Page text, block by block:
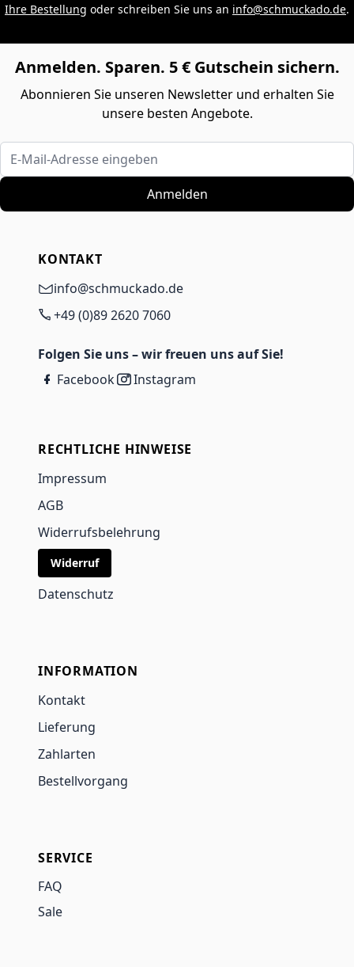
Ihre Bestellung oder schreiben Sie uns an info@schmuckado.de.
Anmelden. Sparen. 5 € Gutschein sichern.
Abonnieren Sie unseren Newsletter und erhalten Sie
unsere besten Angebote.
E-Mail-Adresse eingeben
Anmelden
KONTAKT
info@schmuckado.de
+49 (0)89 2620 7060
Folgen Sie uns – wir freuen uns auf Sie!
Facebook
Instagram
RECHTLICHE HINWEISE
Impressum
AGB
Widerrufsbelehrung
Widerruf
Datenschutz
INFORMATION
Kontakt
Lieferung
Zahlarten
Bestellvorgang
SERVICE
FAQ
Sale